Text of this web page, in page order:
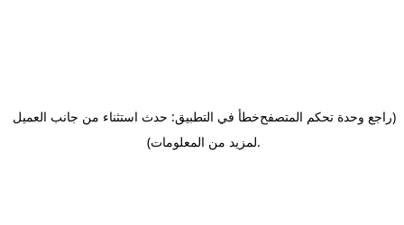
خطأ في التطبيق: حدث استثناء من جانب العميل(راجع وحدة تحكم المتصفح
لمزيد من المعلومات).